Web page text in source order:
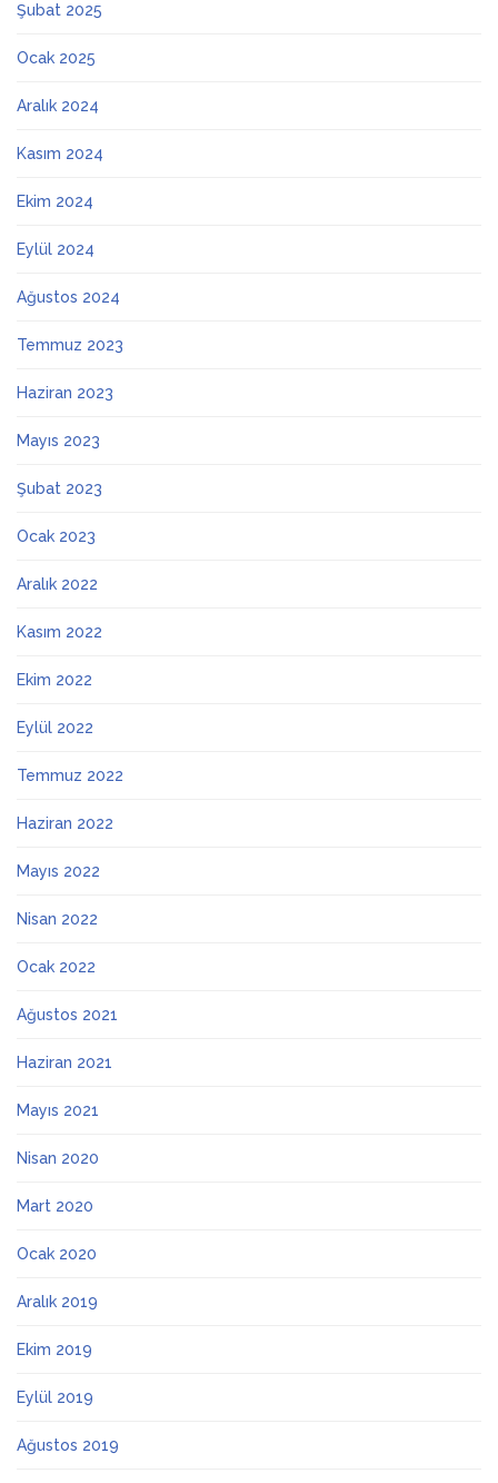
Şubat 2025
Ocak 2025
Aralık 2024
Kasım 2024
Ekim 2024
Eylül 2024
Ağustos 2024
Temmuz 2023
Haziran 2023
Mayıs 2023
Şubat 2023
Ocak 2023
Aralık 2022
Kasım 2022
Ekim 2022
Eylül 2022
Temmuz 2022
Haziran 2022
Mayıs 2022
Nisan 2022
Ocak 2022
Ağustos 2021
Haziran 2021
Mayıs 2021
Nisan 2020
Mart 2020
Ocak 2020
Aralık 2019
Ekim 2019
Eylül 2019
Ağustos 2019